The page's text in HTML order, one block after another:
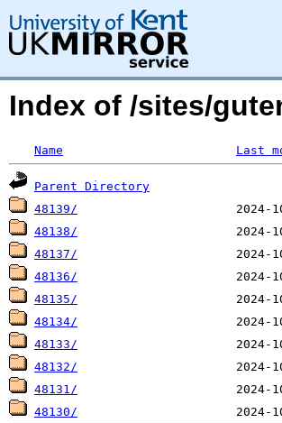
Index of /sites/
Name Last
Parent Directory
48139/
48138/
48137/
48136/
48135/
48134/
48133/
48132/
48131/
48130/